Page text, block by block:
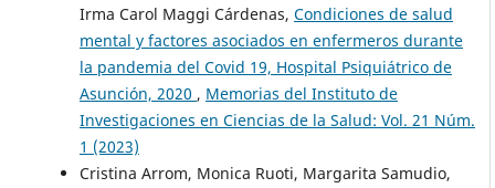
Irma Carol Maggi Cárdenas, Condiciones de salud
mental y factores asociados en enfermeros durante
la pandemia del Covid 19, Hospital Psiquiátrico de
Asunción, 2020 , Memorias del Instituto de
Investigaciones en Ciencias de la Salud: Vol. 21 Núm.
1 (2023)
Cristina Arrom, Monica Ruoti, Margarita Samudio,